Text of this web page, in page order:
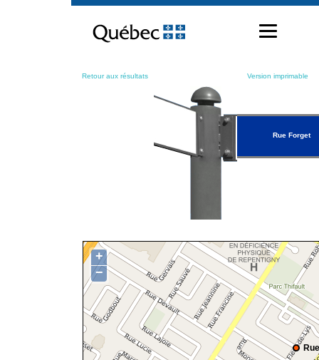
contenu
Retour aux résultats Version imprimable
Rue Forget
+
−